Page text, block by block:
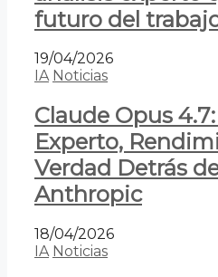
futuro del
19/04/2026
IA Noticias
Claude Opus
Experto,
Verdad Detrás
Anthropic
18/04/2026
IA Noticias